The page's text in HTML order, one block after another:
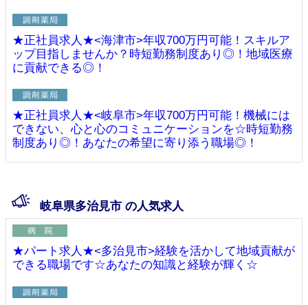
★正社員求人★<海津市>年収700万円可能！スキルア
ップ目指しませんか？時短勤務制度あり◎！地域医療
に貢献できる◎！
★正社員求人★<岐阜市>年収700万円可能！機械には
できない、心と心のコミュニケーションを☆時短勤務
制度あり◎！あなたの希望に寄り添う職場◎！
岐阜県多治見市 の人気求人
★パート求人★<多治見市>経験を活かして地域貢献が
できる職場です☆あなたの知識と経験が輝く☆